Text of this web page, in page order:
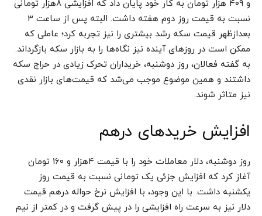
و ۴۰۹ هزار تومان به کار خود پایان داد که افزایشی ۸هزار تومانی
نسبت به قیمت روز دوم هفته داشت. البته پس از ساعت ۳
بعدازظهر قیمت سکه رشد بیشتری را نیز تجربه کرد؛ عاملی که
ممکن است در روزهای آینده نیز نگاه‌ها را به بازار سکه بازگرداند.
به گفته فعالان، روز دوشنبه، خریداران تحرک زیادی در حراج سکه
داشتند و همین موضوع موجب می‌شد که قیمت‌های بازار نقدی
نیز متاثر شوند.
افزایش خریدهای درهم
روز دوشنبه، دلار معاملات خود را با قیمت ۴هزار و ۱۶۰ تومان
آغاز کرد که افزایش جزئی یک تومانی نسبت به قیمت روز
یکشنبه داشت. با این وجود، با افزایش نرخ حواله درهم قیمت
دلار نیز به سرعت راه افزایشی را در پیش گرفت و در کمتر از نیم